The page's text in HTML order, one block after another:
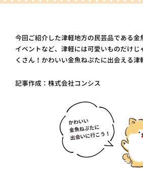
今回ご紹介した津軽地方の民芸品である金
イベントなど、津軽には可愛いものだけじ
くさん！かわいい金魚ねぷたに出会える津
記事作成：株式会社コンシス